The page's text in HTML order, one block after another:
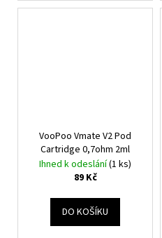
VooPoo Vmate V2 Pod
Cartridge 0,7ohm 2ml
Ihned k odeslání(1 ks)
89 Kč
DO KOŠÍKU